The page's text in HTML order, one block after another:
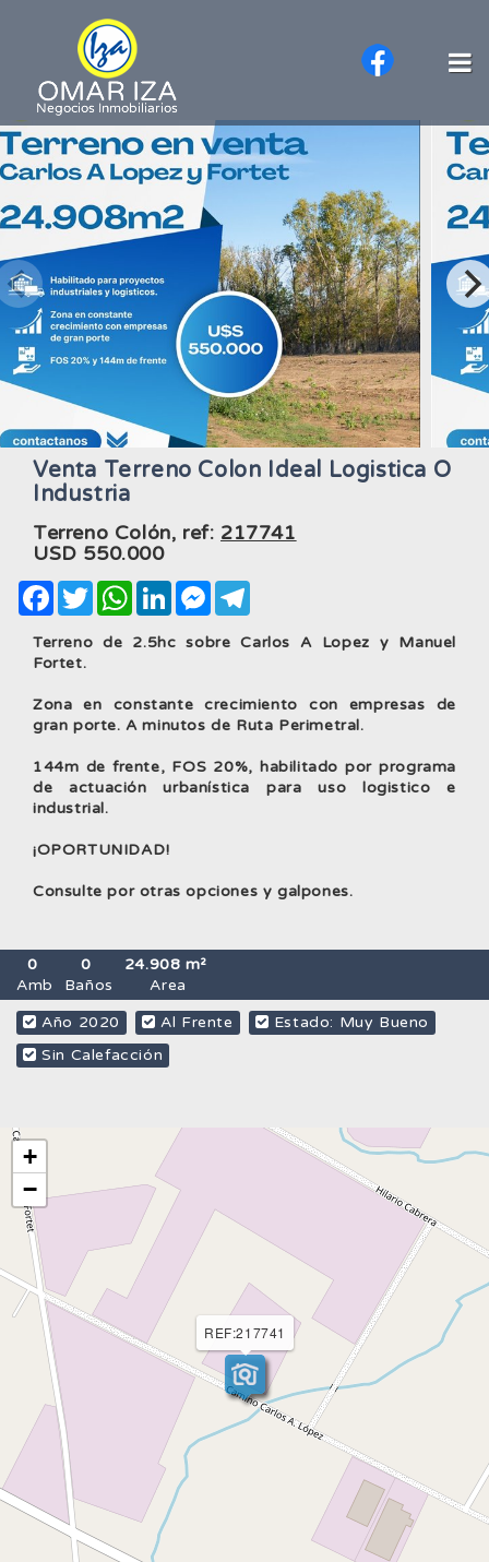
Venta Terreno Colon Ideal Logistica O
Industria
Terreno Colón, ref: 217741
USD 550.000
Facebook
TwitterWhatsApp
LinkedInMessenger
Terreno de 2.5hc sobre Carlos A Lopez y Manuel
Fortet.
Zona en constante crecimiento con empresas de
gran porte. A minutos de Ruta Perimetral.
144m de frente, FOS 20%, habilitado por programa
de actuación urbanística para uso logistico e
industrial.
¡OPORTUNIDAD!
Consulte por otras opciones y galpones.
0
Amb
0
Baños
24.908 m²
Area
Año 2020
Al Frente
Estado: Muy Bueno
Sin Calefacción
REF:217741
+
−